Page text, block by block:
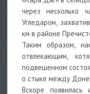
через несколько
Угледаром,
км в районе
Таким образом,
отвлекающим,
подвешенном
о стыке между
Вскоре